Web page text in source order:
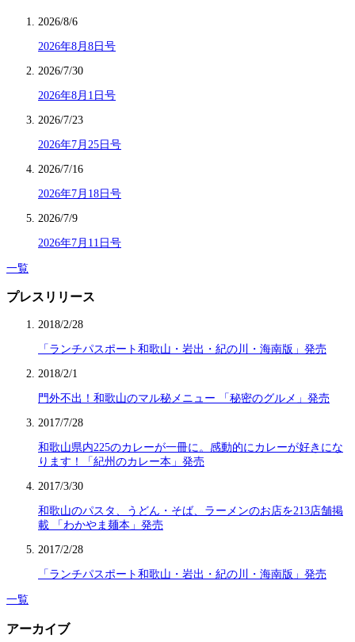
2026/8/6
2026年8月8日号
2026/7/30
2026年8月1日号
2026/7/23
2026年7月25日号
2026/7/16
2026年7月18日号
2026/7/9
2026年7月11日号
一覧
プレスリリース
2018/2/28
「ランチパスポート和歌山・岩出・紀の川・海南版」発売
2018/2/1
門外不出！和歌山のマル秘メニュー 「秘密のグルメ」発売
2017/7/28
和歌山県内225のカレーが一冊に。感動的にカレーが好きにな
ります！「紀州のカレー本」発売
2017/3/30
和歌山のパスタ、うどん・そば、ラーメンのお店を213店舗掲
載 「わかやま麺本」発売
2017/2/28
「ランチパスポート和歌山・岩出・紀の川・海南版」発売
一覧
アーカイブ